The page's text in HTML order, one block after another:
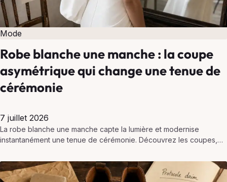
Mode
Robe blanche une manche : la coupe
asymétrique qui change une tenue de
cérémonie
7 juillet 2026
La robe blanche une manche capte la lumière et modernise
instantanément une tenue de cérémonie. Découvrez les coupes,